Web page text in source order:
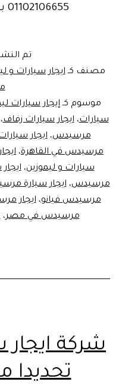
01102106655 بالتالى…
تم
مصنف كـايجار سيارات و
موسوم كـإيجار سيارات
سيارات،ايجار سيارات زفاف
مرسيدس،ايجار
مرسيدس في القاهرة،
سيارات و ليموزين،
مرسيدس،ايجار سيارة
مرسيدس فيانو،ايجار
مرسيدس في مصر،
شركة ايجار
تحديدا